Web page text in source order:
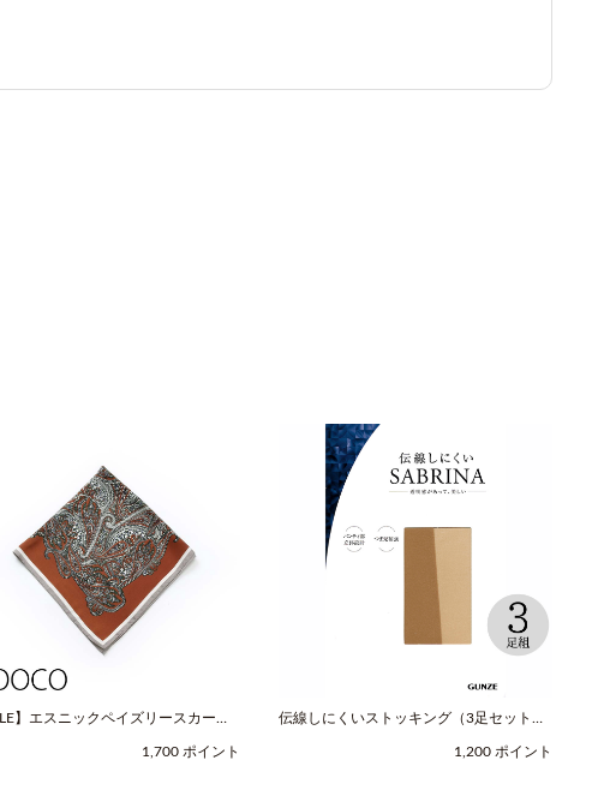
】エスニックペイズリースカーフ
1,700 ポイント
伝線しにくいストッキング（3足セット）
1,200 ポイント